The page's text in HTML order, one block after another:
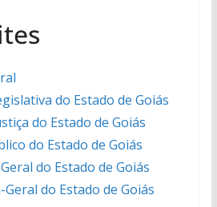
do Estado de Goiás
do Estado de Goiás
do Estado de Goiás
do Estado de Goiás
do Estado de Goiás